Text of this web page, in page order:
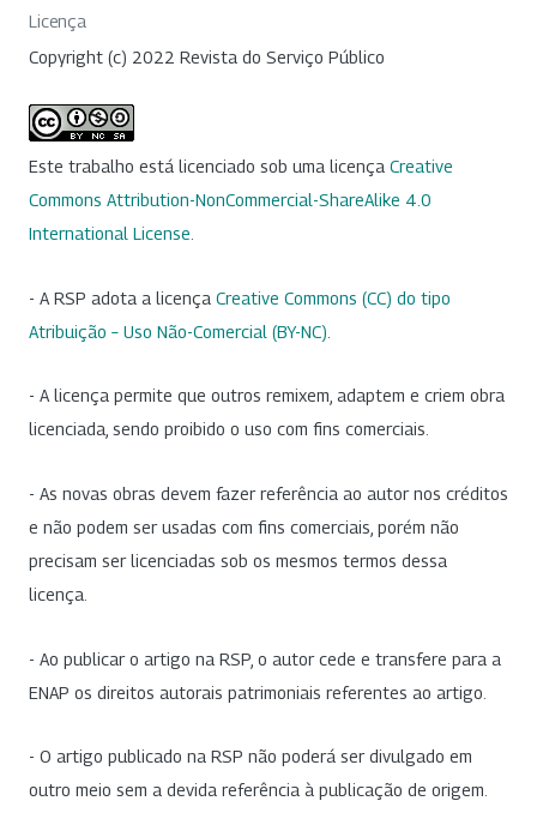
Licença
Copyright (c) 2022 Revista do Serviço Público
Este trabalho está licenciado sob uma licença Creative
Commons Attribution-NonCommercial-ShareAlike 4.0
International License
- A RSP adota a licença Creative Commons (CC) do tipo
Atribuição – Uso Não-Comercial (BY-NC)
- A licença permite que outros remixem, adaptem e criem obra
licenciada, sendo proibido o uso com fins comerciais.
- As novas obras devem fazer referência ao autor nos créditos
e não podem ser usadas com fins comerciais, porém não
precisam ser licenciadas sob os mesmos termos dessa
licença.
- Ao publicar o artigo na RSP, o autor cede e transfere para a
ENAP os direitos autorais patrimoniais referentes ao artigo.
- O artigo publicado na RSP não poderá ser divulgado em
outro meio sem a devida referência à publicação de origem.